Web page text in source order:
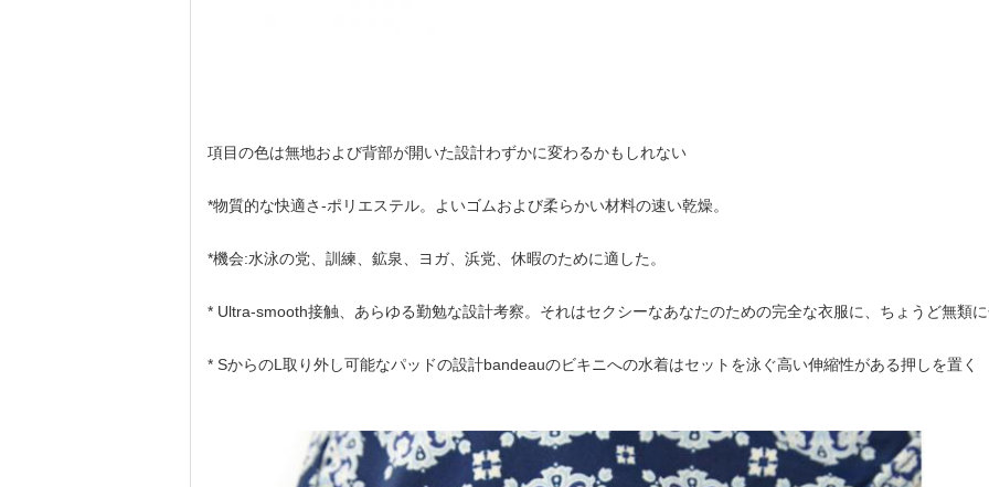
項目の色は無地および背部が開いた設計わずかに変わるかもしれない
*物質的な快適さ-ポリエステル。よいゴムおよび柔らかい材料の速い乾燥。
*機会:水泳の党、訓練、鉱泉、ヨガ、浜党、休暇のために適した。
* Ultra-smooth接触、あらゆる勤勉な設計考察。それはセクシーなあなたのための完全な衣服に、ちょうど無類に
* SからのL取り外し可能なパッドの設計bandeauのビキニへの水着はセットを泳ぐ高い伸縮性がある押しを置く